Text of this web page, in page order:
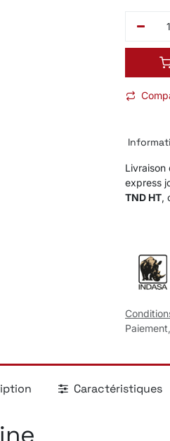
Livraison
express
TND HT,
Caractéristiques